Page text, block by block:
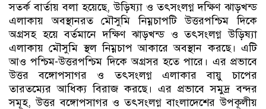
সতর্ক বার্তায় বলা হয়েছে, উড়িষ্যা ও তৎসংলগ্ন দক্ষিণ ঝাড়খন্ড
এলাকায় অবস্থানরত মৌসুমি নিম্নচাপটি উত্তরপশ্চিম দিকে
অগ্রসহ হয়ে বর্তমানে দক্ষিণ ঝাড়খন্ড ও তৎসংলগ্ন উড়িষ্যা
এলাকায় মৌসুমি স্থল নিম্নচাপ আকারে অবস্থান করছে। এটি
আও পশ্চিম-উত্তরপশ্চিম দিকে অগ্রসর হতে পারে। এর প্রভাবে
উত্তর বঙ্গোপসাগর ও তৎসংলগ্ন এলাকার বায়ু চাপের
তারতম্যের আধিক্য বিরাজ করছে। এর প্রভাবে সমুদ্র বন্দর
সমূহ, উত্তর বঙ্গোপসাগর ও তৎসংলগ্ন বাংলাদেশের উপকূলীয়